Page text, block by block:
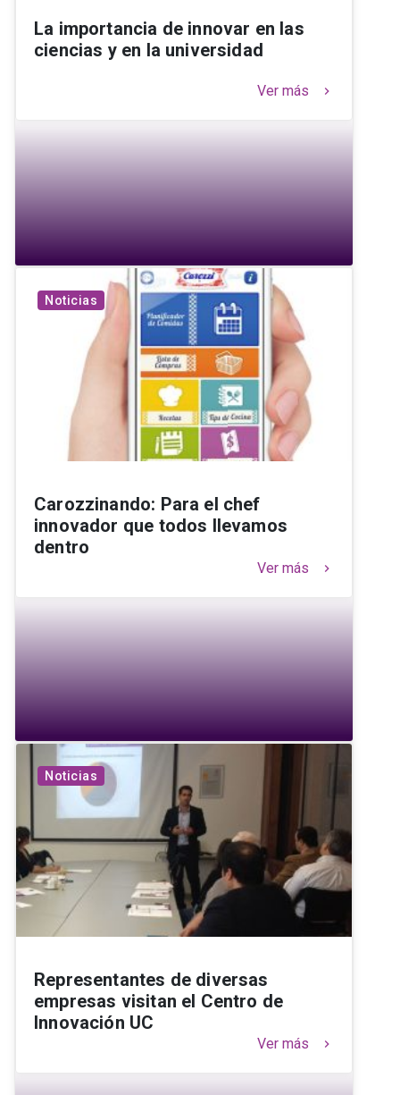
La importancia de innovar en las
ciencias y en la universidad
Ver más keyboard_arrow_right
Noticias
Carozzinando: Para el chef
innovador que todos llevamos
dentro
Ver más keyboard_arrow_right
Noticias
Representantes de diversas
empresas visitan el Centro de
Innovación UC
Ver más keyboard_arrow_right